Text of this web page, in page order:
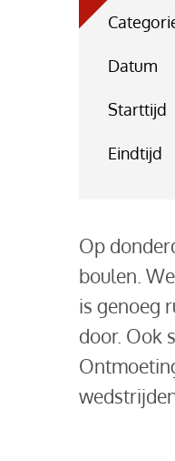
Datum
Starttijd
Eindtijd
Op
boulen.
is genoeg
door. Ook